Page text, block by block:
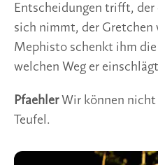
Entscheidungen trifft, der
sich nimmt, der Gretchen
Mephisto schenkt ihm
welchen Weg er
PfaehlerWir können nicht
Teufel.